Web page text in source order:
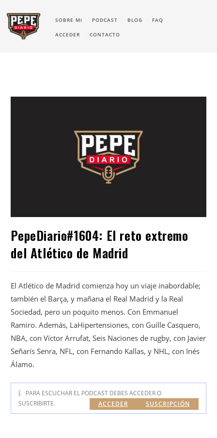
SOBRE MI PODCAST BLOG FAQ
ACCEDER CONTACTO
PepeDiario#1604: El reto extremo
del Atlético de Madrid
El Atlético de Madrid comienza hoy un viaje inabordable;
también el Barça, y mañana el Real Madrid y la Real
Sociedad, pero un poquito menos. Con Emmanuel
Ramiro. Además, LaHipertensiones, con Guille Casquero,
NBA, con Víctor Arrufat, Seis Naciones de rugby, con Javier
Señarís Senra, NFL, con Fernando Kallas, y NHL, con Inés
Álamo.
PARA ESCUCHAR EL PODCAST DEBES ACCEDER O
SUSCRIBIRTE.
SUSCRIPCIÓN
ACCEDER